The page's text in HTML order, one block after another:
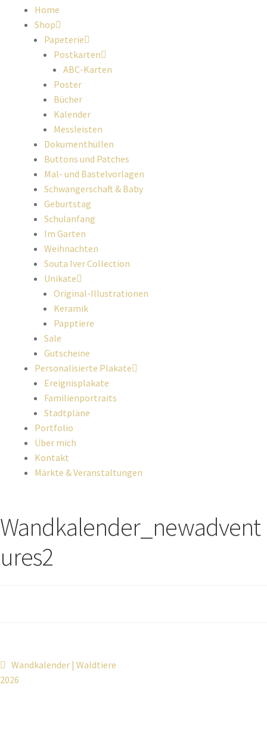
Home
Shop
Papeterie
Postkarten
ABC-Karten
Poster
Bücher
Kalender
Messleisten
Dokumenthüllen
Buttons und Patches
Mal- und Bastelvorlagen
Schwangerschaft & Baby
Geburtstag
Schulanfang
Im Garten
Weihnachten
Souta Iver Collection
Unikate
Original-Illustrationen
Keramik
Papptiere
Sale
Gutscheine
Personalisierte Plakate
Ereignisplakate
Familienportraits
Stadtpläne
Portfolio
Über mich
Kontakt
Märkte & Veranstaltungen
Wandkalender_newadvent
ures2
Wandkalender | Waldtiere
2026